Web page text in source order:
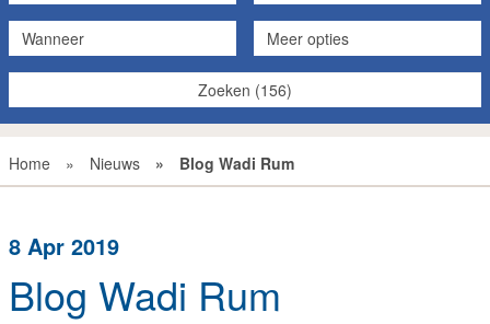
Wanneer Meer opties
Home » Nieuws » Blog Wadi Rum
8 Apr 2019
Blog Wadi Rum